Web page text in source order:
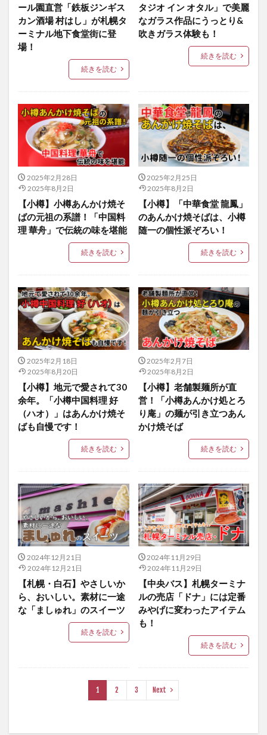
ール園直営「鉄板ジンギス
カン酒場 村はし」が札幌タ
ーミナル地下食堂街に登
場！
続きを読む
タジオ イン オタル」で美麗
なガラス作品にうっとり&
吹きガラス体験も！
続きを読む
2025年2月28日
2025年8月2日
【小樽】小樽あんかけ焼そ
ばの元祖の系譜！「中国料
理 華舟」で伝統の味を堪能
続きを読む
2025年2月25日
2025年8月2日
【小樽】「中華食堂 龍鳳」
のあんかけ焼そばは、小樽
随一の個性派ぞろい！
続きを読む
2025年2月18日
2025年8月20日
【小樽】地元で愛されて30
余年。「小樽中国料理 好
（ハオ）」はあんかけ焼そ
ばも自慢です！
続きを読む
2025年2月7日
2025年8月2日
【小樽】老舗製麺所が直
営！「小樽あんかけ処とろ
り庵」の麺が引き立つあん
かけ焼そば
続きを読む
2024年12月21日
2024年12月21日
【札幌・白石】やさしいか
ら、おいしい。素材に一途
な「ましゅれ」のスイーツ
続きを読む
2024年11月29日
2024年11月29日
【中央バス】札幌ターミナ
ルの売店「ドナ」には定番
みやげに変わったアイテム
も！
続きを読む
1 2 3 Next